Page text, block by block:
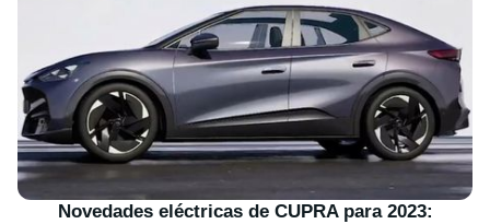
Novedades eléctricas de CUPRA para 2023: